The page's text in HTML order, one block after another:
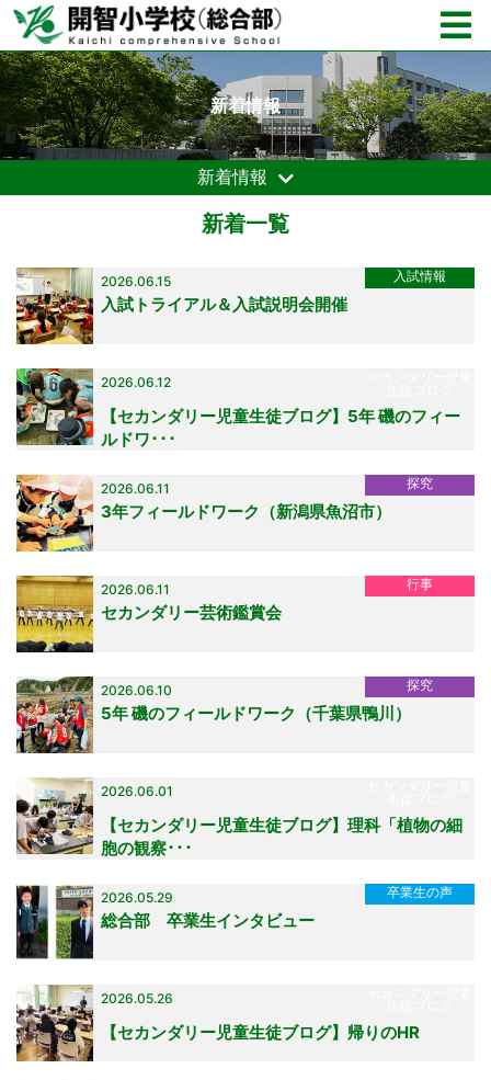
新着情報
新着情報
新着一覧
2026.06.15 入試情報
入試トライアル＆入試説明会開催
2026.06.12
【セカンダリー児童生徒ブログ】5年 磯のフィー
ルドワ･･･
2026.06.11 探究
3年フィールドワーク（新潟県魚沼市）
2026.06.11 行事
セカンダリー芸術鑑賞会
2026.06.10 探究
5年 磯のフィールドワーク（千葉県鴨川）
2026.06.01
【セカンダリー児童生徒ブログ】理科「植物の細
胞の観察･･･
2026.05.29 卒業生の声
総合部 卒業生インタビュー
2026.05.26
【セカンダリー児童生徒ブログ】帰りのHR